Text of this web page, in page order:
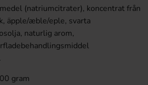
(natriumcitrater), koncentrat från
äpple/æble/eple, svarta
naturlig arom,
gram